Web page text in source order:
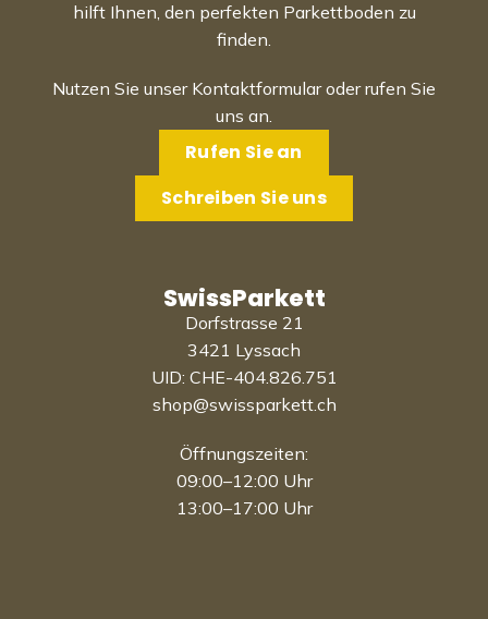
hilft Ihnen, den perfekten Parkettboden zu
finden.
Nutzen Sie unser Kontaktformular oder rufen Sie
uns an.
Rufen Sie an
Schreiben Sie uns
SwissParkett
Dorfstrasse 21
3421 Lyssach
UID: CHE-404.826.751
shop@swissparkett.ch
Öffnungszeiten:
09:00–12:00 Uhr
13:00–17:00 Uhr